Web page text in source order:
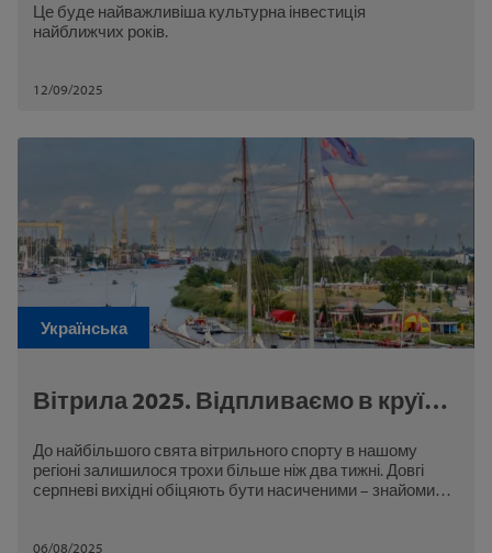
у Щецині
Це буде найважливіша культурна інвестиція
найближчих років.
12/09/2025
Українська
Вітрила 2025. Відпливаємо в круїз
До найбільшого свята вітрильного спорту в нашому
регіоні залишилося трохи більше ніж два тижні. Довгі
серпневі вихідні обіцяють бути насиченими – знайомимо
06/08/2025